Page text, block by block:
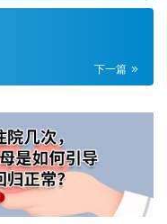
下一篇